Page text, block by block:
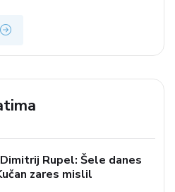
Rupel: Šele danes
zares mislil